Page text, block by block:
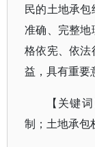
民的土地承包
准确、完整
格依宪、依
益，具有重要
【关键
制；土地承包